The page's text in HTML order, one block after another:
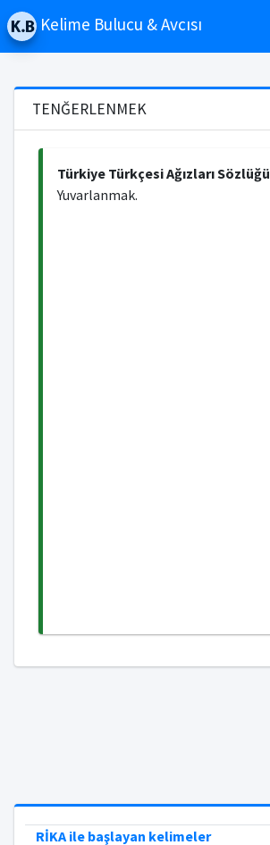
Kelime Bulucu & Avcısı
TENĞERLENMEK
Türkiye Türkçesi Ağızları Sözlüğü
Yuvarlanmak.
RİKA ile başlayan kelimeler